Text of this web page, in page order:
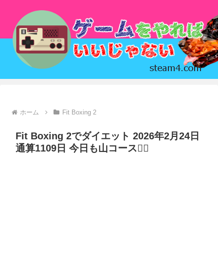
ホーム Fit Boxing 2
Fit Boxing 2でダイエット 2026年2月24日
通算1109日 今日も山コース🚶‍♀️